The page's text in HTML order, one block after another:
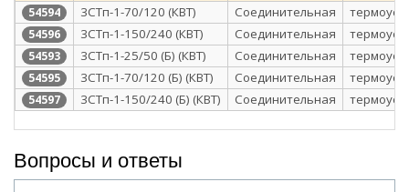
54594 3СТп-1-70/120 (КВТ) Соединительная
54596 3СТп-1-150/240 (КВТ) Соединительная
54593 3СТп-1-25/50 (Б) (КВТ) Соединительная
54595 3СТп-1-70/120 (Б) (КВТ) Соединительная
54597 3СТп-1-150/240 (Б) (КВТ) Соединительная
Вопросы и ответы